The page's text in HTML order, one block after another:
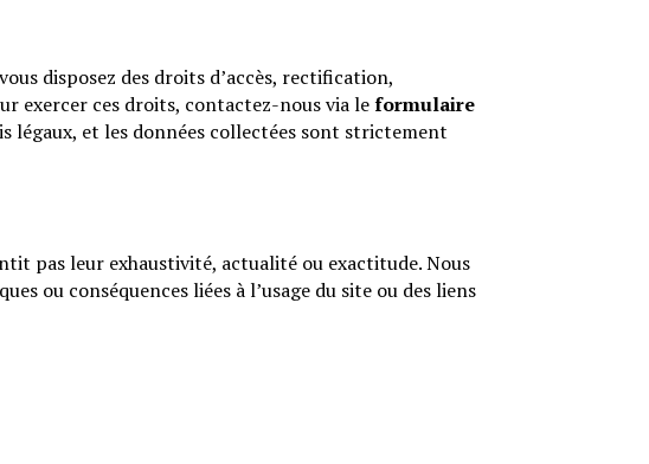
disposez des droits d’accès, rectification,
exercer ces droits, contactez-nous via leformulaire
légaux, et les données collectées sont strictement
pas leur exhaustivité, actualité ou exactitude. Nous
ou conséquences liées à l’usage du site ou des liens